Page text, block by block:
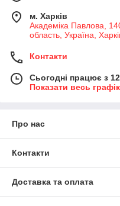
м. Харків
Академіка Павлова,
область, Україна,
Контакти
Сьогодні працює з
Показати весь
Про нас
Контакти
Доставка та оплата